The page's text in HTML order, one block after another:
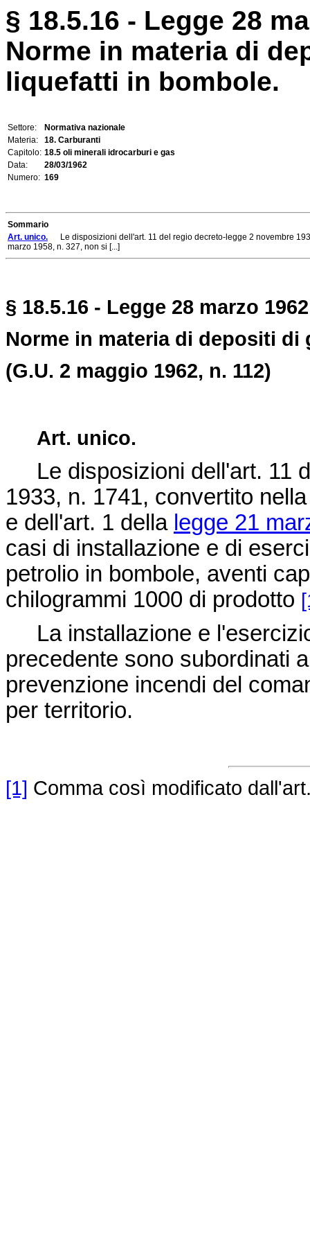
§ 18.5.16 - Legge 28
Norme in materia di
liquefatti in bombole.
Settore:
Normativa nazionale
Materia:
18. Carburanti
Capitolo: 18.5 oli minerali idrocarburi e gas
Data:
28/03/1962
Numero: 169
Sommario
Art. unico. Le disposizioni dell'art. 11 del regio decreto-legge 2 novembre
marzo 1958, n. 327, non si [...]
§ 18.5.16 - Legge 28 marzo
Norme in materia di depositi
(G.U. 2 maggio 1962, n. 112)
Art. unico.
Le disposizioni dell'art. 11
1933, n. 1741, convertito
e dell'art. 1 della legge 21
casi di installazione e di
petrolio in bombole, aventi
chilogrammi 1000 di prodotto
La installazione e
precedente sono subordinati
prevenzione incendi del
per territorio.
[1] Comma così modificato